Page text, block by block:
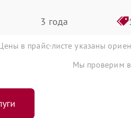
3 года
в прайс-листе указаны
Мы проверим